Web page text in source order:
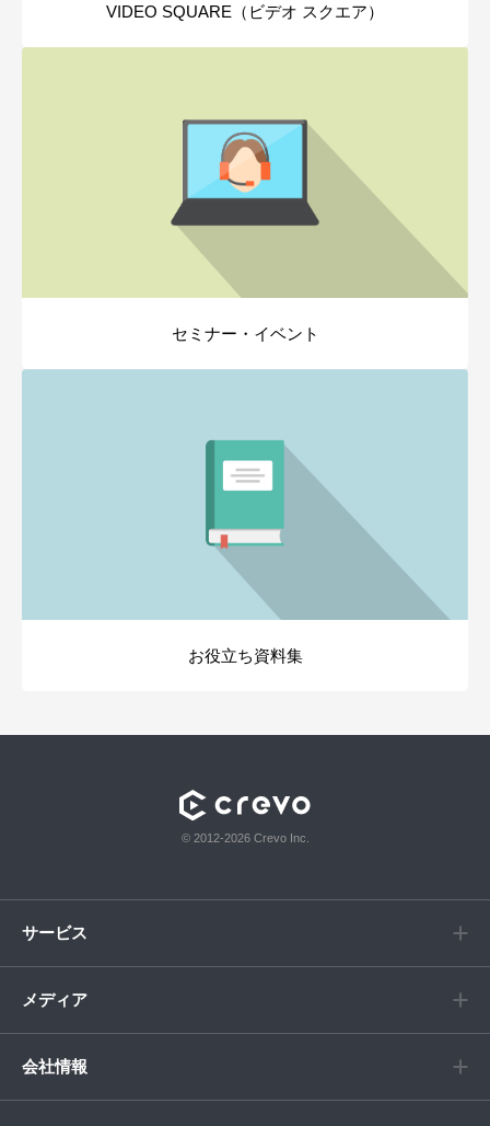
VIDEO SQUARE（ビデオ スクエア）
セミナー・イベント
お役立ち資料集
© 2012-2026 Crevo Inc.
サービス
メディア
会社情報